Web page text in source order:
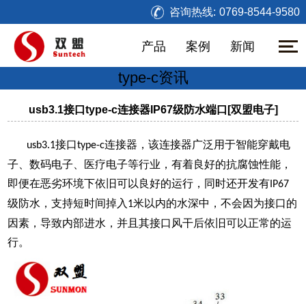
咨询热线: 0769-8544-9580
产品 案例 新闻
type-c资讯
usb3.1接口type-c连接器IP67级防水端口[双盟电子]
usb3.1接口type-c连接器，该连接器广泛用于智能穿戴电
子、数码电子、医疗电子等行业，有着良好的抗腐蚀性能，
即便在恶劣环境下依旧可以良好的运行，同时还开发有 IP67
级防水，支持短时间掉入 1米以内的水深中，不会因为接口的
因素，导致内部进水，并且其接口风干后依旧可以正常的运
行。